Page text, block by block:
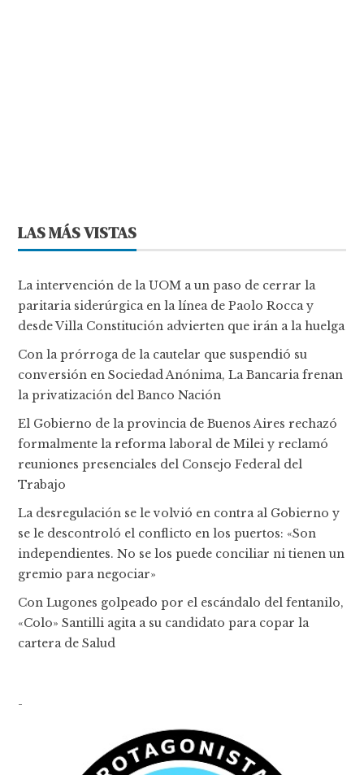
LAS MÁS VISTAS
La intervención de la UOM a un paso de cerrar la
paritaria siderúrgica en la línea de Paolo Rocca y
desde Villa Constitución advierten que irán a la huelga
Con la prórroga de la cautelar que suspendió su
conversión en Sociedad Anónima, La Bancaria frenan
la privatización del Banco Nación
El Gobierno de la provincia de Buenos Aires rechazó
formalmente la reforma laboral de Milei y reclamó
reuniones presenciales del Consejo Federal del
Trabajo
La desregulación se le volvió en contra al Gobierno y
se le descontroló el conflicto en los puertos: «Son
independientes. No se los puede conciliar ni tienen un
gremio para negociar»
Con Lugones golpeado por el escándalo del fentanilo,
«Colo» Santilli agita a su candidato para copar la
cartera de Salud
-